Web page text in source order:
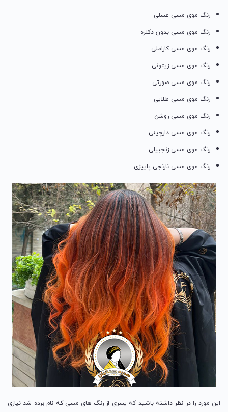
رنگ موی مسی عسلی
رنگ موی مسی بدون دکلره
رنگ موی مسی کاراملی
رنگ موی مسی زیتونی
رنگ موی مسی صورتی
رنگ موی مسی طلایی
رنگ موی مسی روشن
رنگ موی مسی دارچینی
رنگ موی مسی زنجبیلی
رنگ موی مسی نارنجی پاییزی
این مورد را در نظر داشته باشید که یسری از رنگ های مسی که نام برده شد نیازی